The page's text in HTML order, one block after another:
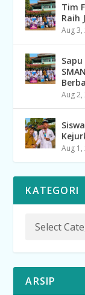
Tim
Raih
Aug 3,
Aug 2,
Aug 1,
KATEGORI
ARSIP